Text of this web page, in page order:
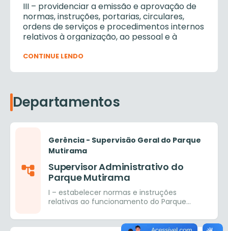
III – providenciar a emissão e aprovação de
normas, instruções, portarias, circulares,
ordens de serviços e procedimentos internos
relativos à organização, ao pessoal e à
responsabilidade;
IV – promover o controle do quantitativo de
venda ao público em geral;
V – preparar relatórios de gestão e de
prestações de contas referentes às
encaminhando-os à Gerência de Finanças e
Contabilidade, da Diretoria de Administração
e Finanças da AGETUL;
VI – cumprir e fazer cumprir as disposições
técnicas e regulamentares sobre Segurança
e Saúde no Trabalho, mantendo sob controle
brinquedos e a respectiva utilização de EPIs
CONTINUE LENDO
Departamentos
Gerência - Supervisão Geral do Parque
Mutirama
Supervisor Administrativo do
Parque Mutirama
I – estabelecer normas e instruções
relativas ao funcionamento do Parque
pública, em consonância com a
determinação da Presidência da AGETUL; II